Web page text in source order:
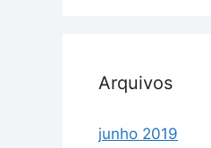
Arquivos
junho 2019